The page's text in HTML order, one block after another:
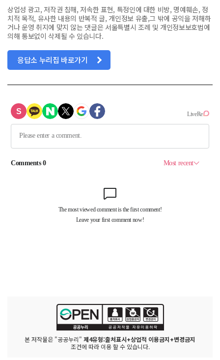
상업성 광고, 저작권 침해, 저속한 표현, 특정인에 대한 비방, 명예훼손, 정
치적 목적, 유사한 내용의 반복적 글, 개인정보 유출,그 밖에 공익을 저해하
거나 운영 취지에 맞지 않는 댓글은 서울특별시 조례 및 개인정보보호법에
의해 통보없이 삭제될 수 있습니다.
응답소 누리집 바로가기
본 저작물은 "공공누리" 제4유형:출처표시+상업적 이용금지+변경금지
조건에 따라 이용 할 수 있습니다.